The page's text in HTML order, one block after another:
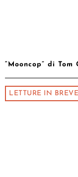
“Mooncop” di
LETTURE IN BREVE